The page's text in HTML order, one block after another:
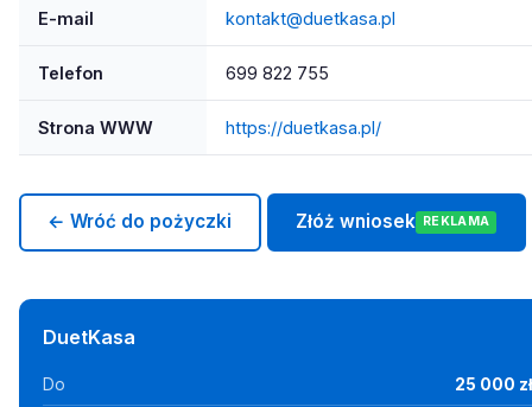
E-mail kontakt@duetkasa.pl
Telefon 699 822 755
Strona WWW https://duetkasa.pl/
← Wróć do pożyczki Złóż wniosek REKLAMA
DuetKasa
Do 25 000 zł